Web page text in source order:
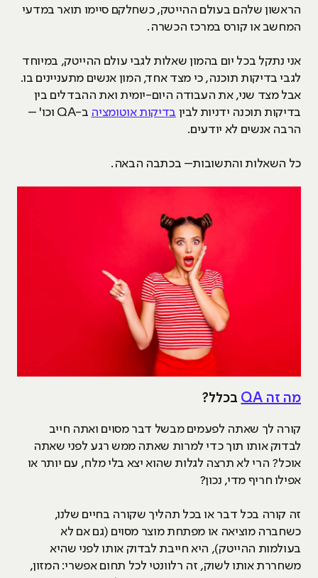
הראשון שלהם בעולם ההייטק, כשחלקם סיימו תואר במדעי
המחשב או קורס במרכז הכשרה.
אני נתקל בכל יום בהמון שאלות לגבי עולם ההייטק, במיוחד
לגבי בדיקות תוכנה, כי מצד אחד, המון אנשים מתעניינים בו.
אבל מצד שני, את העבודה היום-יומית ואת ההבדלים בין
בדיקות תוכנה ידניות לבין בדיקות אוטומציה
ב-QA וכו' –
הרבה אנשים לא יודעים.
כל השאלות והתשובות– בכתבה הבאה.
מה זה QA בכלל?
קורה לך שאתה לפעמים מבשל דבר מסוים ואתה חייב
לבדוק אותו תוך כדי למרות שאתה ממש רגע לפני שאתה
אוכל? הרי לא תרצה לגלות שהוא יצא בלי מלח, עם יותר או
אפילו חריף מדי, נכון?
זה קורה בכל דבר או בכל תהליך שקורה בחיים שלנו,
כשחברה מוציאה או מפתחת מוצר מסוים (גם אם לא
בעולמות ההייטק), היא חייבת לבדוק אותו לפני שהיא
משחררת אותו לשוק, זה רלוונטי לכל תחום אפשרי: המזון,